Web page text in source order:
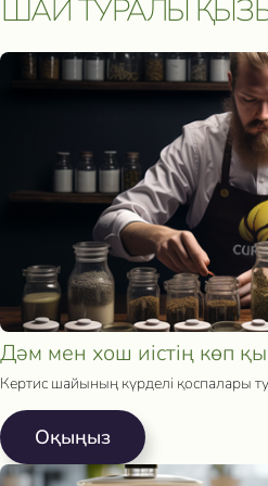
ШАЙ ТУРАЛЫ
Дәм мен хош иістің көп
Кертис шайының күрделі қоспалары
Oқыңыз
Сроки